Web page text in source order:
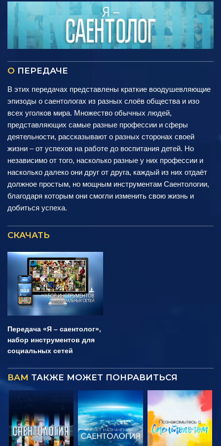
О ПЕРЕДАЧЕ
В этих передачах представлены краткие воодушевляющие
эпизоды о саентологах из разных слоёв общества и изо
всех уголков мира. Множество обычных людей,
представляющих самые разные профессии и сферы
деятельности, рассказывают о разных сторонах своей
жизни – от успехов на работе до воспитания детей. Но
независимо от того, насколько разные у них профессии и
насколько далеко они друг от друга, каждый из них отдаёт
должное простым, но мощным инструментам Саентологии,
благодаря которым они смогли изменить свою жизнь и
добиться успеха.
СКАЧАТЬ
Передача «Я – саентолог»,
набор инструментов для
социальных сетей
ВАМ ТАКЖЕ МОЖЕТ ПОНРАВИТЬСЯ